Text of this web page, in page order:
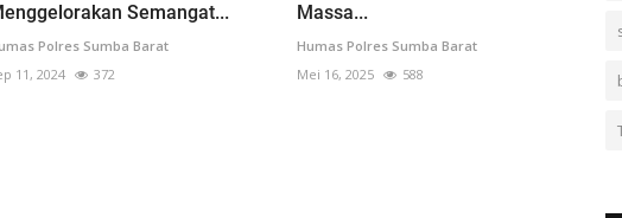
Semangat...
Polres Sumba Barat
11, 2024
372
Massa...
Humas Polres Sumba Barat
Mei 16, 2025
588